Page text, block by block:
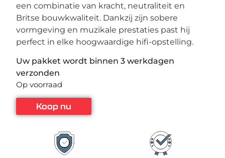
een combinatie van kracht, neutraliteit en
Britse bouwkwaliteit. Dankzij zijn sobere
vormgeving en muzikale prestaties past hij
perfect in elke hoogwaardige hifi-opstelling.
Uw pakket wordt binnen 3 werkdagen
verzonden
Op voorraad
Koop nu